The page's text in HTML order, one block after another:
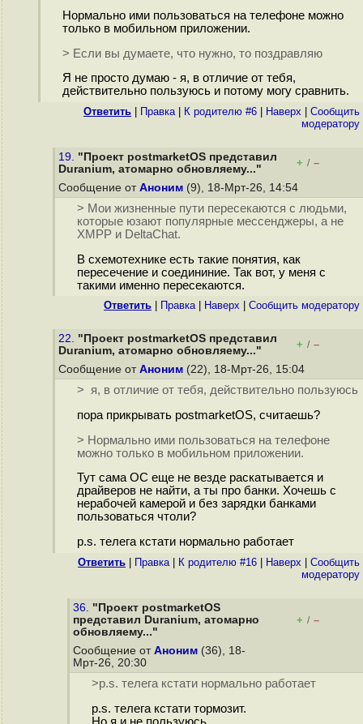
Нормально ими пользоваться на телефоне можно
только в мобильном приложении.
> Если вы думаете, что нужно, то поздравляю
Я не просто думаю - я, в отличие от тебя,
действительно пользуюсь и потому могу сравнить.
Ответить Правка| К родителю #6 Наверх
Cообщить
модератору
19. "Проект postmarketOS представил
Duranium, атомарно обновляему..."
+ / –
Сообщение от Аноним (9), 18-Мрт-26, 14:54
> Мои жизненные пути пересекаются с людьми,
которые юзают популярные мессенджеры, а не
XMPP и DeltaChat.
В схемотехнике есть такие понятия, как
пересечение и соедининие. Так вот, у меня с
такими именно пересекаются.
Ответить Правка| Наверх Cообщить модератору
22. "Проект postmarketOS представил
Duranium, атомарно обновляему..."
+ / –
Сообщение от Аноним (22), 18-Мрт-26, 15:04
> я, в отличие от тебя, действительно пользуюсь
пора прикрывать postmarketOS, считаешь?
> Нормально ими пользоваться на телефоне
можно только в мобильном приложении.
Тут сама ОС еще не везде раскатывается и
драйверов не найти, а ты про банки. Хочешь с
нерабочей камерой и без зарядки банками
пользоваться чтоли?
p.s. телега кстати нормально работает
Ответить Правка| К родителю #16 Наверх
Cообщить
модератору
36. "Проект postmarketOS
представил Duranium, атомарно
обновляему..."
+ / –
Сообщение от Аноним (36), 18-
Мрт-26, 20:30
>p.s. телега кстати нормально работает
p.s. телега кстати тормозит.